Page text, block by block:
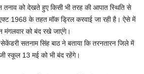
तनाव को देखते हुए किसी भी तरह की आपात स्थिति से
1968 के तहत मॉक ड्रिल करवाई जा रही है। ऐसे में
मंगलवार को बंद रखे जाएंगे।
सतनाम सिंह बाठ ने बताया कि तरनतारन जिले में
स्कूल 13 मई को भी बंद रहेंगे।